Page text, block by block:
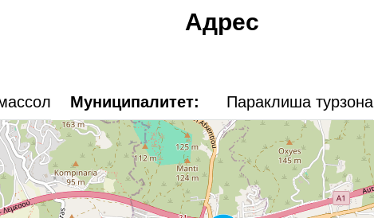
Адрес
Муниципалитет: Параклиша турзона